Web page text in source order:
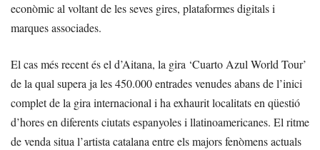
econòmic al voltant de les seves gires, plataformes digitals i
marques associades.
El cas més recent és el d’Aitana, la gira ‘Cuarto Azul World Tour’
de la qual supera ja les 450.000 entrades venudes abans de l’inici
complet de la gira internacional i ha exhaurit localitats en qüestió
d’hores en diferents ciutats espanyoles i llatinoamericanes. El ritme
de venda situa l’artista catalana entre els majors fenòmens actuals